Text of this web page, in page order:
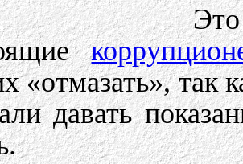
«отмазать»,
давать